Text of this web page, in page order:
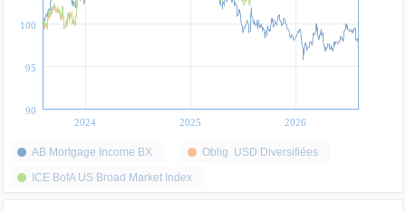
2024 2025 2026
90
95
100
AB Mortgage Income BX
Oblig. USD Diversifiées
ICE BofA US Broad Market Index